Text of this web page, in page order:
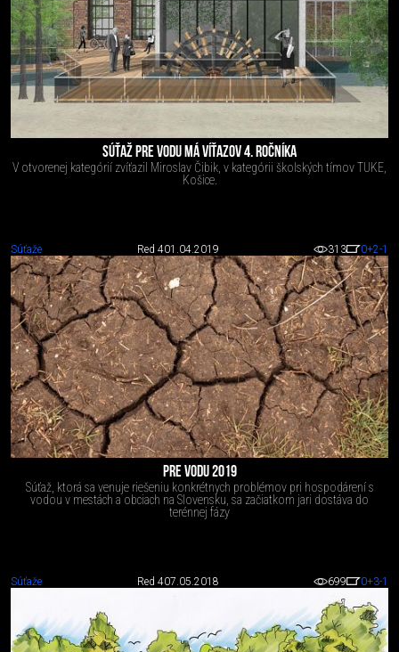
SÚŤAŽ PRE VODU MÁ VÍŤAZOV 4. ROČNÍKA
V otvorenej kategórií zvíťazil Miroslav Čibik, v kategórii školských tímov TUKE,
Košice.
Súťaže Red 401.04.2019 313 0+2-1
PRE VODU 2019
Súťaž, ktorá sa venuje riešeniu konkrétnych problémov pri hospodárení s
vodou v mestách a obciach na Slovensku, sa začiatkom jari dostáva do
terénnej fázy
Súťaže Red 407.05.2018 699 0+3-1